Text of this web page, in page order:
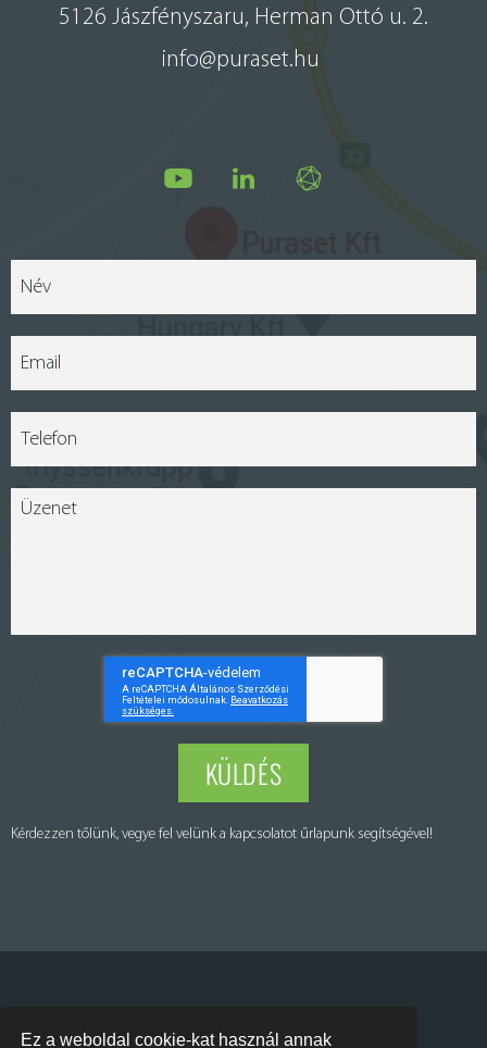
Ez a weboldal cookie-kat használ annak
5126 Jászfényszaru, Herman Ottó u. 2.
info@puraset.hu
KÜLDÉS
Kérdezzen tőlünk, vegye fel velünk a kapcsolatot űrlapunk segítségével!